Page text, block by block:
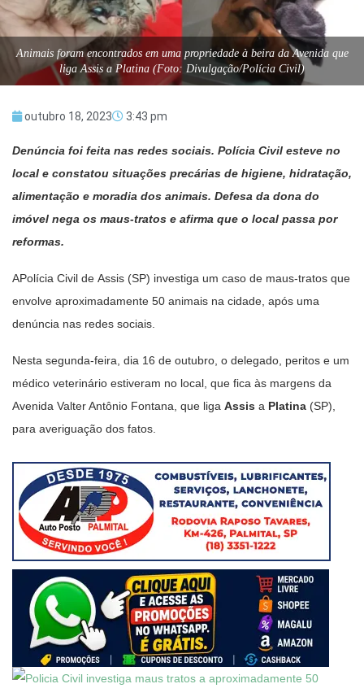
Animais foram encontrados em uma propriedade à beira da Avenida que
liga Assis a Platina (Foto: Divulgação/Polícia Civil)
outubro 18, 2023 3:43 pm
Denúncia foi feita nas redes sociais. Polícia Civil esteve no
local e constatou situações precárias de higiene, hidratação,
alimentação e moradia dos animais. Defesa da dona do
imóvel nega os maus-tratos e afirma que o local passa por
reformas.
APolícia Civil de Assis (SP) investiga um caso de maus-tratos que
envolve aproximadamente 50 animais na cidade, após uma
denúncia nas redes sociais.
Nesta segunda-feira, dia 16 de outubro, o delegado, peritos e um
médico veterinário estiveram no local, que fica às margens da
Avenida Valter Antônio Fontana, que liga Assis a Platina (SP),
para averiguação dos fatos.